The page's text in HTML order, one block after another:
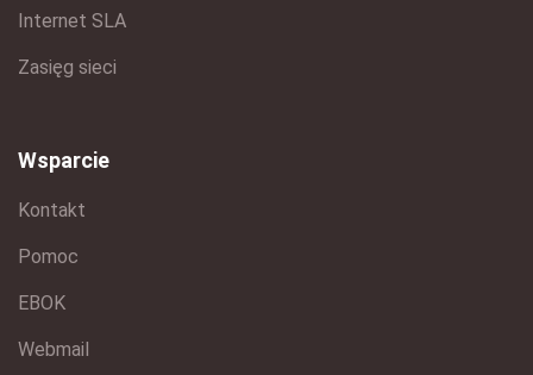
Internet SLA
Zasięg sieci
Wsparcie
Kontakt
Pomoc
EBOK
Webmail